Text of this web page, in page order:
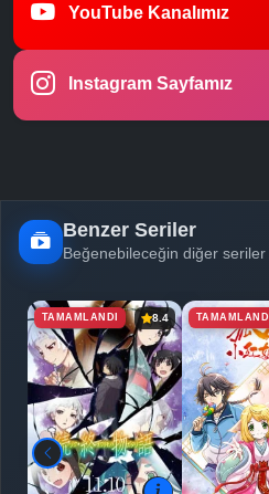
YouTube Kanalımız
Instagram Sayfamız
Benzer Seriler
Beğenebileceğin diğer seriler
TAMAMLANDI 8.4 TAMAMLANDI